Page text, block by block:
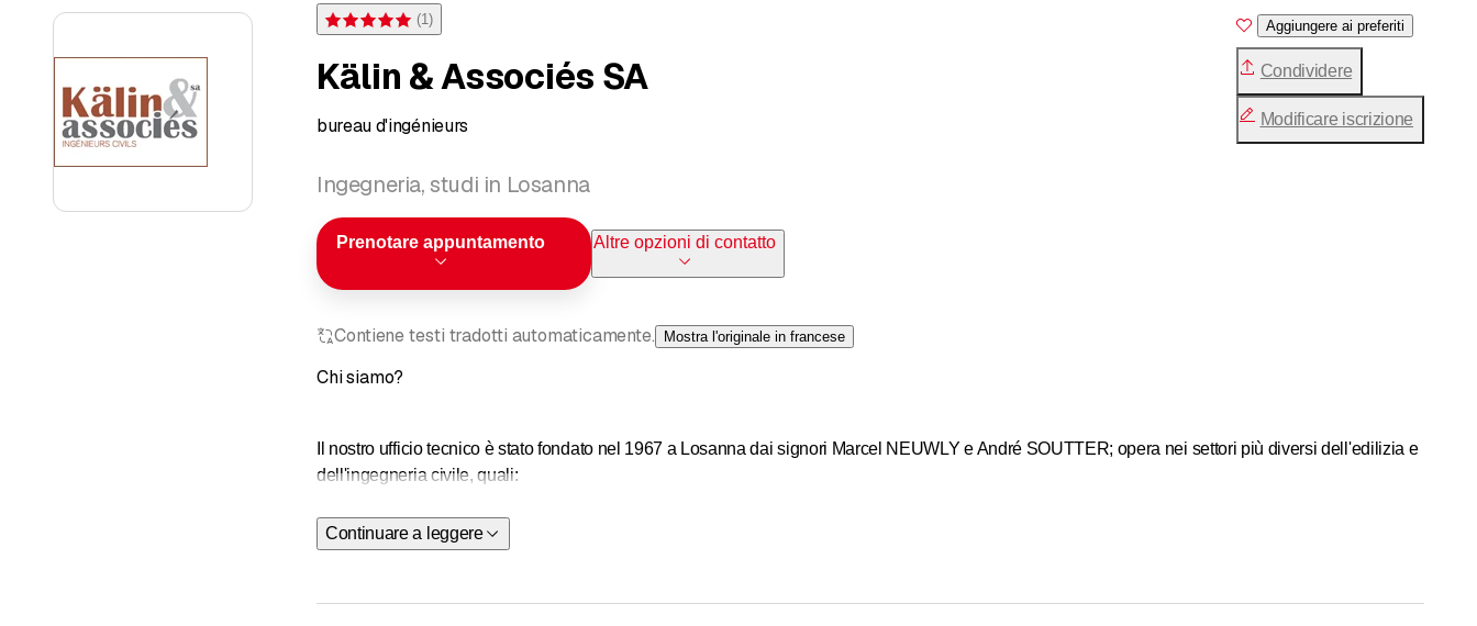
Valutazione 5 di 5 stelle su una valutazione
(1)
Kälin & Associés SA
bureau d'ingénieurs
Ingegneria, studi in Losanna
Prenotare appuntamento Altre opzioni di contatto
Aggiungere ai preferiti
Condividere
Modificare iscrizione
Contiene testi tradotti automaticamente. Mostra l'originale in francese
Chi siamo?
Il nostro ufficio tecnico è stato fondato nel 1967 a Losanna dai signori Marcel NEUWLY e André SOUTTER; opera nei settori più diversi dell'edilizia e
dell'ingegneria civile, quali:
&nbsp;
Continuare a leggere